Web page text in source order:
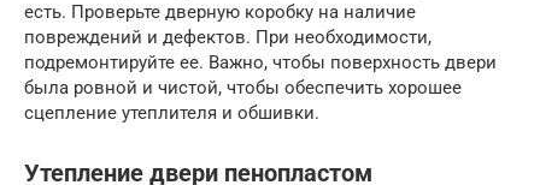
есть. Проверьте дверную коробку на наличие
повреждений и дефектов. При необходимости,
подремонтируйте ее. Важно, чтобы поверхность двери
была ровной и чистой, чтобы обеспечить хорошее
сцепление утеплителя и обшивки.
Утепление двери пенопластом